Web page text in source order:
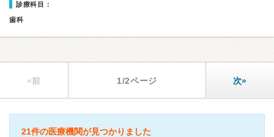
診療科目：
歯科
«前 1/2ページ 次»
21件の医療機関が見つかりました